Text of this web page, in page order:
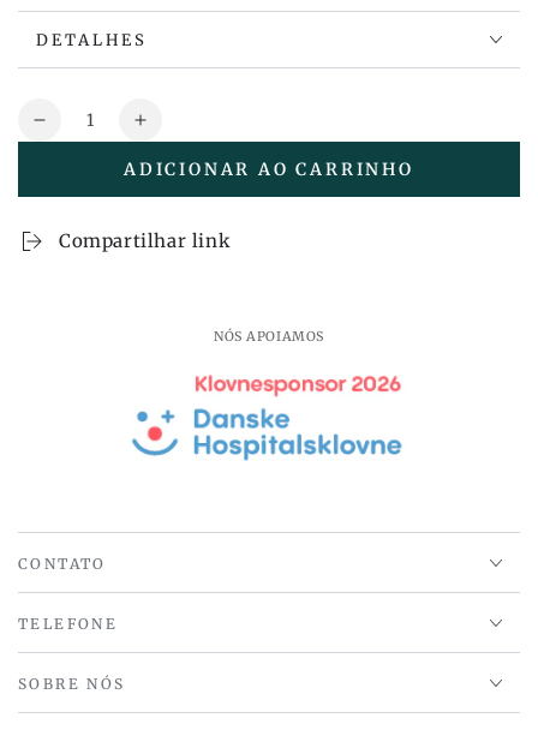
DETALHES
Quantidade
Reduza
quantidade
Forma
Pingente
Aumente
quantidade
Forma
Pingente
ø30xh23cm,
ADICIONAR AO CARRINHO
Compartilhar link
NÓS APOIAMOS
CONTATO
TELEFONE
SOBRE NÓS